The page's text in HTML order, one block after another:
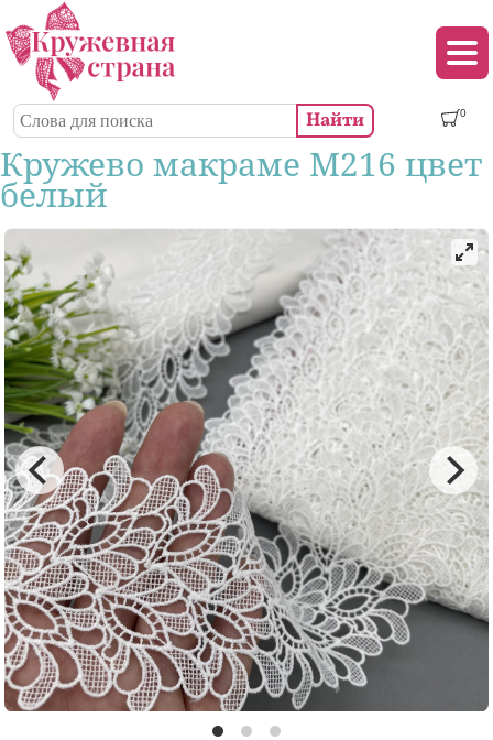
Перейти к основному содержанию
Форма поиска
Поиск 0
Кружево макраме М216 цвет
белый